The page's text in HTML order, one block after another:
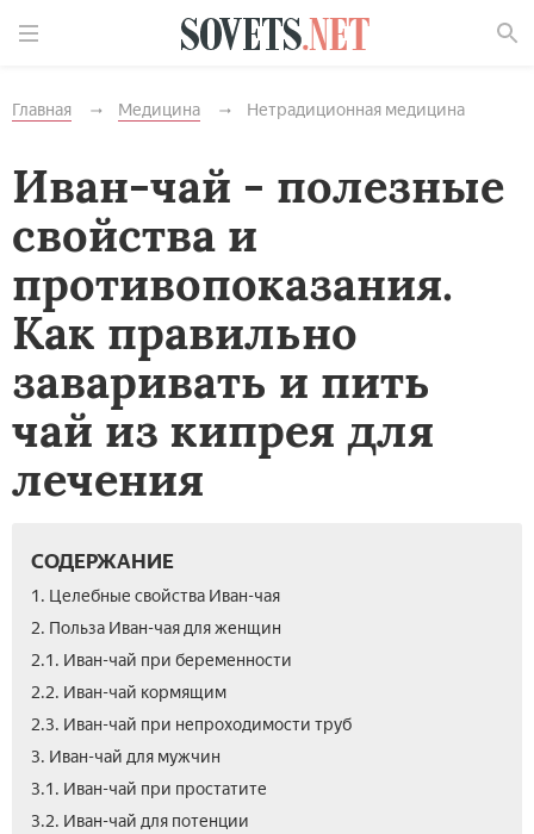
Главная Медицина Нетрадиционная медицина
Иван-чай - полезные
свойства и
противопоказания.
Как правильно
заваривать и пить
чай из кипрея для
лечения
СОДЕРЖАНИЕ
1. Целебные свойства Иван-чая
2. Польза Иван-чая для женщин
2.1. Иван-чай при беременности
2.2. Иван-чай кормящим
2.3. Иван-чай при непроходимости труб
3. Иван-чай для мужчин
3.1. Иван-чай при простатите
3.2. Иван-чай для потенции